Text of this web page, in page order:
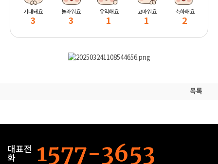
기대돼요
3
놀라워요
3
유익해요
1
고마워요
1
축하해요
2
목록
대표전
화